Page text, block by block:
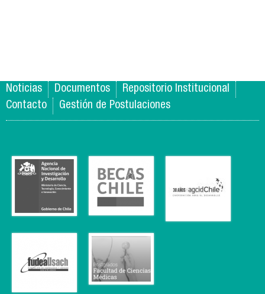
Noticias Documentos
Repositorio Institucional
Contacto
Gestión de Postulaciones